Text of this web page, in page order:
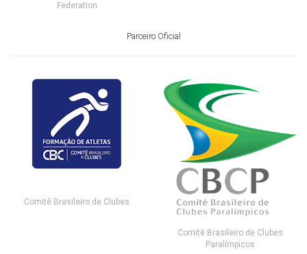
Federation
Parceiro Oficial
Comitê Brasileiro de Clubes
Comitê Brasileiro de Clubes
Paralímpicos